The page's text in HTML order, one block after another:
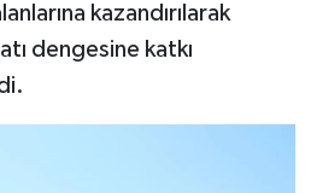
kazandırılarak
dengesine katkı